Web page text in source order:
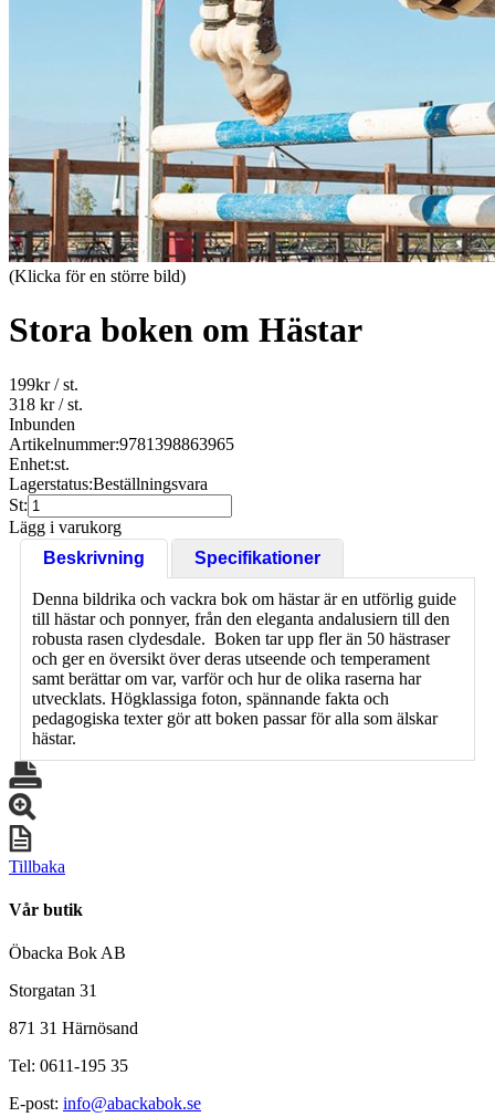
(Klicka för en större bild)
Stora boken om Hästar
199kr/ st.
318 kr/ st.
Inbunden
Artikelnummer:9781398863965
Enhet:st.
Lagerstatus:Beställningsvara
St:
Lägg i varukorg
Beskrivning
Specifikationer
Denna bildrika och vackra bok om hästar är en utförlig guide
till hästar och ponnyer, från den eleganta andalusiern till den
robusta rasen clydesdale. Boken tar upp fler än 50 hästraser
och ger en översikt över deras utseende och temperament
samt berättar om var, varför och hur de olika raserna har
utvecklats. Högklassiga foton, spännande fakta och
pedagogiska texter gör att boken passar för alla som älskar
hästar.
Tillbaka
Vår butik
Öbacka Bok AB
Storgatan 31
871 31 Härnösand
Tel: 0611-195 35
E-post: info@abackabok.se